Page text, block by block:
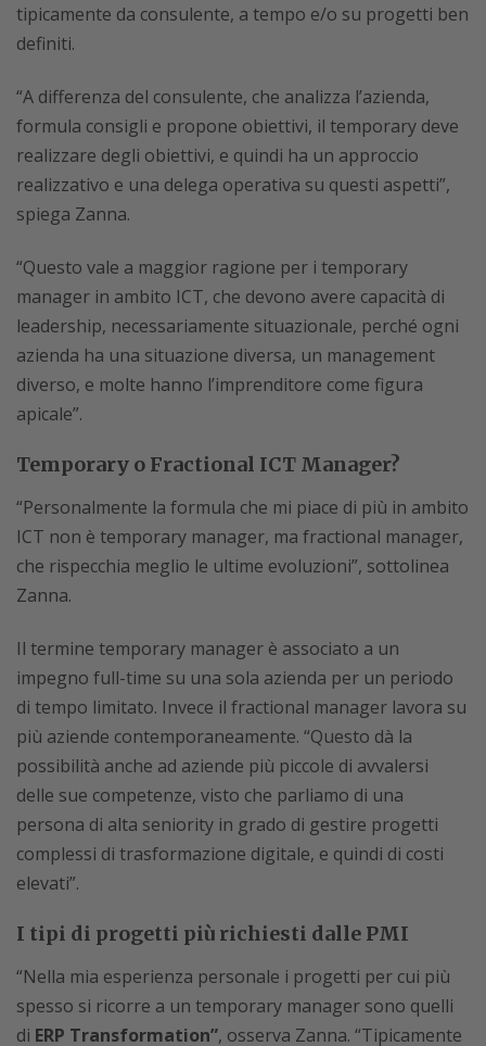
tipicamente da consulente, a tempo e/o su progetti ben
definiti.
“A differenza del consulente, che analizza l’azienda,
formula consigli e propone obiettivi, il temporary deve
realizzare degli obiettivi, e quindi ha un approccio
realizzativo e una delega operativa su questi aspetti”,
spiega Zanna.
“Questo vale a maggior ragione per i temporary
manager in ambito ICT, che devono avere capacità di
leadership, necessariamente situazionale, perché ogni
azienda ha una situazione diversa, un management
diverso, e molte hanno l’imprenditore come figura
apicale”.
Temporary o Fractional ICT Manager?
“Personalmente la formula che mi piace di più in ambito
ICT non è temporary manager, ma fractional manager,
che rispecchia meglio le ultime evoluzioni”, sottolinea
Zanna.
Il termine temporary manager è associato a un
impegno full-time su una sola azienda per un periodo
di tempo limitato. Invece il fractional manager lavora su
più aziende contemporaneamente. “Questo dà la
possibilità anche ad aziende più piccole di avvalersi
delle sue competenze, visto che parliamo di una
persona di alta seniority in grado di gestire progetti
complessi di trasformazione digitale, e quindi di costi
elevati”.
I tipi di progetti più richiesti dalle PMI
“Nella mia esperienza personale i progetti per cui più
spesso si ricorre a un temporary manager sono quelli
di ERP Transformation”, osserva Zanna. “Tipicamente